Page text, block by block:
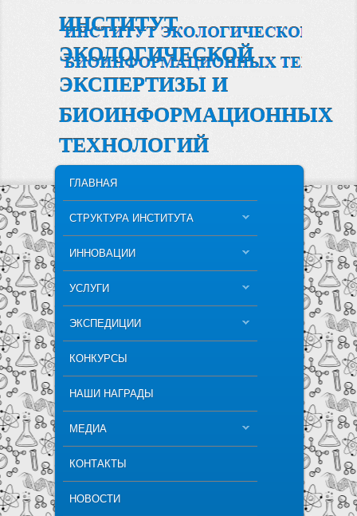
ИНСТИТУТ
ЭКОЛОГИЧЕСКОЙ
ЭКСПЕРТИЗЫ И
БИОИНФОРМАЦИОННЫХ
ТЕХНОЛОГИЙ
SKIP TO PRIMARY CONTENT
SKIP TO SECONDARY CONTENT
ГЛАВНАЯ
СТРУКТУРА ИНСТИТУТА
ИННОВАЦИИ
УСЛУГИ
ЭКСПЕДИЦИИ
КОНКУРСЫ
НАШИ НАГРАДЫ
МЕДИА
КОНТАКТЫ
НОВОСТИ